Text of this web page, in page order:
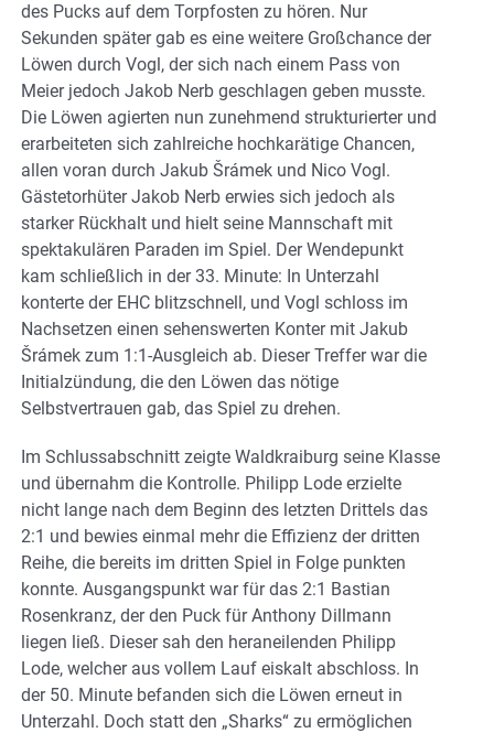
des Pucks auf dem Torpfosten zu hören. Nur
Sekunden später gab es eine weitere Großchance der
Löwen durch Vogl, der sich nach einem Pass von
Meier jedoch Jakob Nerb geschlagen geben musste.
Die Löwen agierten nun zunehmend strukturierter und
erarbeiteten sich zahlreiche hochkarätige Chancen,
allen voran durch Jakub Šrámek und Nico Vogl.
Gästetorhüter Jakob Nerb erwies sich jedoch als
starker Rückhalt und hielt seine Mannschaft mit
spektakulären Paraden im Spiel. Der Wendepunkt
kam schließlich in der 33. Minute: In Unterzahl
konterte der EHC blitzschnell, und Vogl schloss im
Nachsetzen einen sehenswerten Konter mit Jakub
Šrámek zum 1:1-Ausgleich ab. Dieser Treffer war die
Initialzündung, die den Löwen das nötige
Selbstvertrauen gab, das Spiel zu drehen.
Im Schlussabschnitt zeigte Waldkraiburg seine Klasse
und übernahm die Kontrolle. Philipp Lode erzielte
nicht lange nach dem Beginn des letzten Drittels das
2:1 und bewies einmal mehr die Effizienz der dritten
Reihe, die bereits im dritten Spiel in Folge punkten
konnte. Ausgangspunkt war für das 2:1 Bastian
Rosenkranz, der den Puck für Anthony Dillmann
liegen ließ. Dieser sah den heraneilenden Philipp
Lode, welcher aus vollem Lauf eiskalt abschloss. In
der 50. Minute befanden sich die Löwen erneut in
Unterzahl. Doch statt den „Sharks“ zu ermöglichen